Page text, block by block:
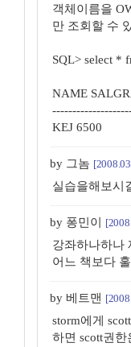
객체이름을
만 조회할 수
SQL> select *
NAME
KEJ 6500
by 그놈
실습을해보시
by 퐁민이
강좌하나하나
어느 책보다
by 베트맨
storm에게
하면 scott권